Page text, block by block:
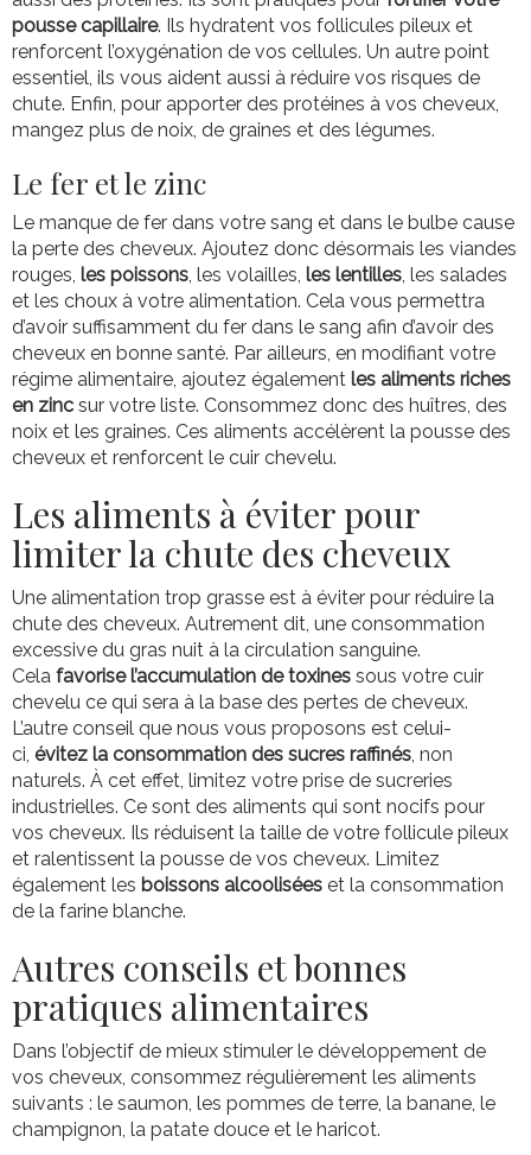
pousse capillaire. Ils hydratent vos follicules pileux et
renforcent l’oxygénation de vos cellules. Un autre point
essentiel, ils vous aident aussi à réduire vos risques de
chute. Enfin, pour apporter des protéines à vos cheveux,
mangez plus de noix, de graines et des légumes.
Le fer et le zinc
Le manque de fer dans votre sang et dans le bulbe cause
la perte des cheveux. Ajoutez donc désormais les viandes
rouges, les poissons, les volailles, les lentilles, les salades
et les choux à votre alimentation. Cela vous permettra
d’avoir suffisamment du fer dans le sang afin d’avoir des
cheveux en bonne santé. Par ailleurs, en modifiant votre
régime alimentaire, ajoutez également les aliments riches
en zinc sur votre liste. Consommez donc des huîtres, des
noix et les graines. Ces aliments accélèrent la pousse des
cheveux et renforcent le cuir chevelu.
Les aliments à éviter pour
limiter la chute des cheveux
Une alimentation trop grasse est à éviter pour réduire la
chute des cheveux. Autrement dit, une consommation
excessive du gras nuit à la circulation sanguine.
Cela favorise l’accumulation de toxines sous votre cuir
chevelu ce qui sera à la base des pertes de cheveux.
L’autre conseil que nous vous proposons est celui-
ci, évitez la consommation des sucres raffinés, non
naturels. À cet effet, limitez votre prise de sucreries
industrielles. Ce sont des aliments qui sont nocifs pour
vos cheveux. Ils réduisent la taille de votre follicule pileux
et ralentissent la pousse de vos cheveux. Limitez
également les boissons alcoolisées et la consommation
de la farine blanche.
Autres conseils et bonnes
pratiques alimentaires
Dans l’objectif de mieux stimuler le développement de
vos cheveux, consommez régulièrement les aliments
suivants : le saumon, les pommes de terre, la banane, le
champignon, la patate douce et le haricot.